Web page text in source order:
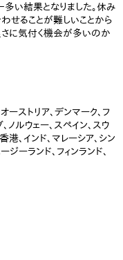
い結果となりました。休み
せることが難しいことから
に気付く機会が多いのか
ーストリア、デンマーク、フ
ノルウェー、スペイン、スウ
港、インド、マレーシア、シン
ーランド、フィンランド、